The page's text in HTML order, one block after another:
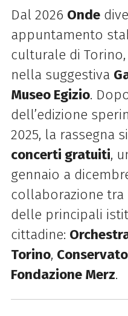
Dal 2026 Onde
appuntamento
culturale di
nella suggestiva
Museo Egizio.
dell’edizione
2025, la rassegna
concerti gratuiti,
gennaio a
collaborazione tra
delle principali
cittadine:
Torino,
Fondazione Merz.